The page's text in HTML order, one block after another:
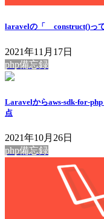
laravelの「__construct()っ
2021年11月17日
php備忘録
Laravelからaws-sdk-for-
点
2021年10月26日
php備忘録